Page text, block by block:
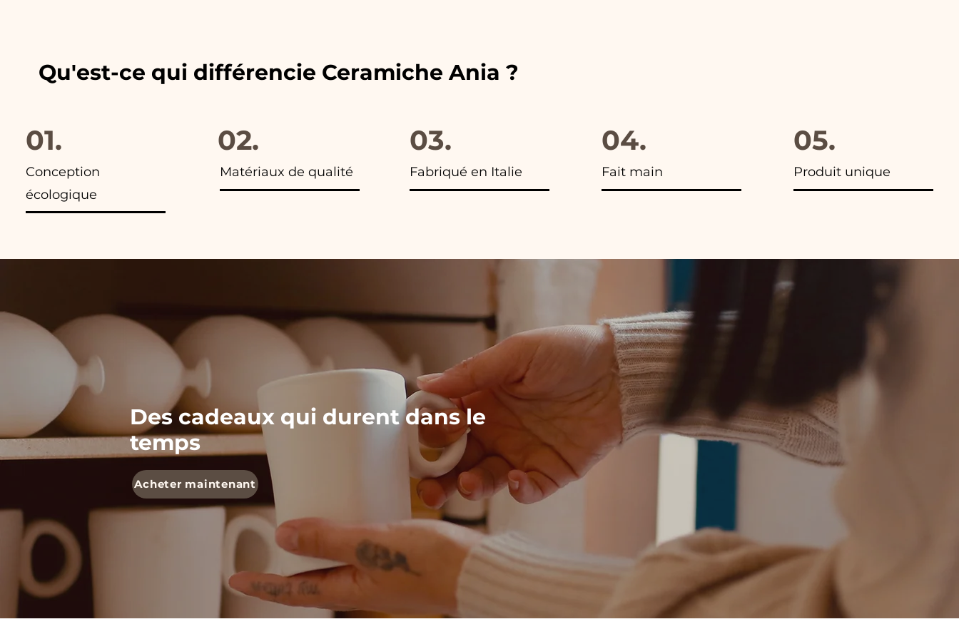
Qu'est-ce qui différencie Ceramiche Ania ?
01.
Conception
écologique
02.
Matériaux de qualité
03.
Fabriqué en Italie
04.
Fait main
05.
Produit unique
Des cadeaux qui durent dans le
temps
Acheter maintenant